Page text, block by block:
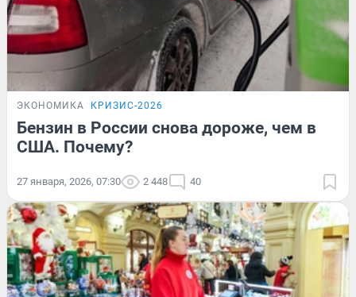
ЭКОНОМИКА КРИЗИС-2026
Бензин в России снова дороже, чем в
США. Почему?
27 января, 2026, 07:30 2 448 40